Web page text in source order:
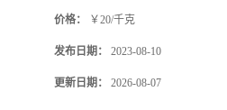
价格： ￥20/千克
发布日期： 2023-08-10
更新日期： 2026-08-07